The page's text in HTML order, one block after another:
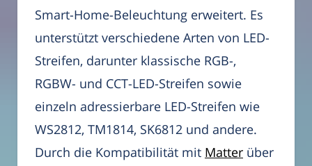
Smart-Home-Beleuchtung erweitert. Es
unterstützt verschiedene Arten von LED-
Streifen, darunter klassische RGB-,
RGBW- und CCT-LED-Streifen sowie
einzeln adressierbare LED-Streifen wie
WS2812, TM1814, SK6812 und andere.
Durch die Kompatibilität mit Matter über